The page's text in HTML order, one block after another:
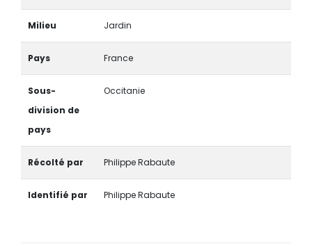
Milieu Jardin
Pays France
Sous-
division de
pays
Occitanie
Récolté par Philippe Rabaute
Identifié par Philippe Rabaute